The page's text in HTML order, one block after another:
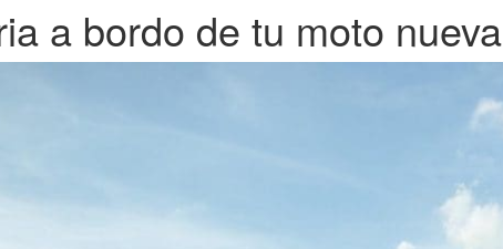
a bordo de tu moto nueva